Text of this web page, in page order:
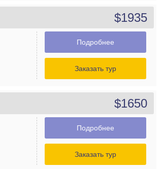
$1935
Подробнее
Заказать тур
$1650
Подробнее
Заказать тур